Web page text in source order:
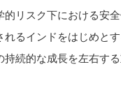
的リスク下における安
れるインドをはじめと
持続的な成長を左右す